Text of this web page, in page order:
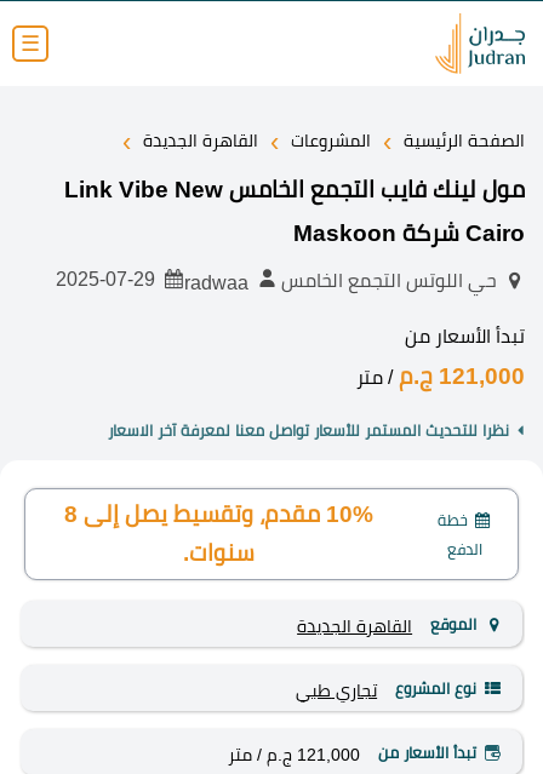
☰
الصفحة الرئيسية › المشروعات › القاهرة الجديدة ›
مول لينك فايب التجمع الخامس Link Vibe New
Cairo شركة Maskoon
حي اللوتس التجمع الخامس
تبدأ الأسعار من
121,000 ج.م / متر
نظرا للتحديث المستمر للأسعار تواصل معنا لمعرفة آخر الاسعار
خطة
الدفع
10% مقدم، وتقسيط يصل إلى 8
سنوات.
الموقع القاهرة الجديدة
نوع المشروع تجاري طبي
تبدأ الأسعار من 121,000 ج.م / متر